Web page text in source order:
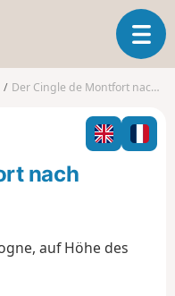
T
o
l
n
Der Cingle de Montfort nach Domme
nach
auf Höhe des